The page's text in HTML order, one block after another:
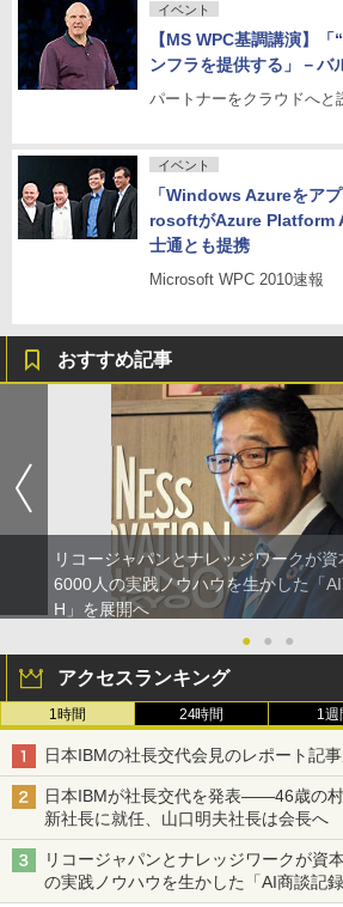
イベント
【MS WPC基調講演】
ンフラを提供する」－バ
パートナーをクラウドへと
イベント
「Windows Azureをア
rosoftがAzure Platform
士通とも提携
Microsoft WPC 2010速報
おすすめ記事
リコージャパンとナレッジワークが
6000人の実践ノウハウを生かした「
H」を展開へ
●
● ●
アクセスランキング
1時間 24時間 1週
日本IBMの社長交代会見のレポート記
日本IBMが社長交代を発表――46歳の
新社長に就任、山口明夫社長は会長へ
リコージャパンとナレッジワークが資
の実践ノウハウを生かした「AI商談記